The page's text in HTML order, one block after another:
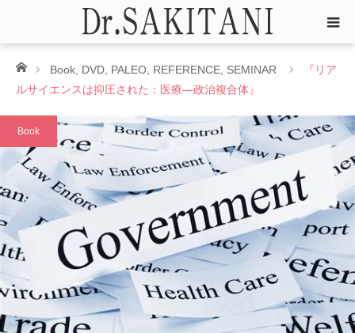
ホームBook DVD PALEO REFERENCE SEMINAR
『リア
ルサイエンスは抑圧された：医療―政治複合体』
Book